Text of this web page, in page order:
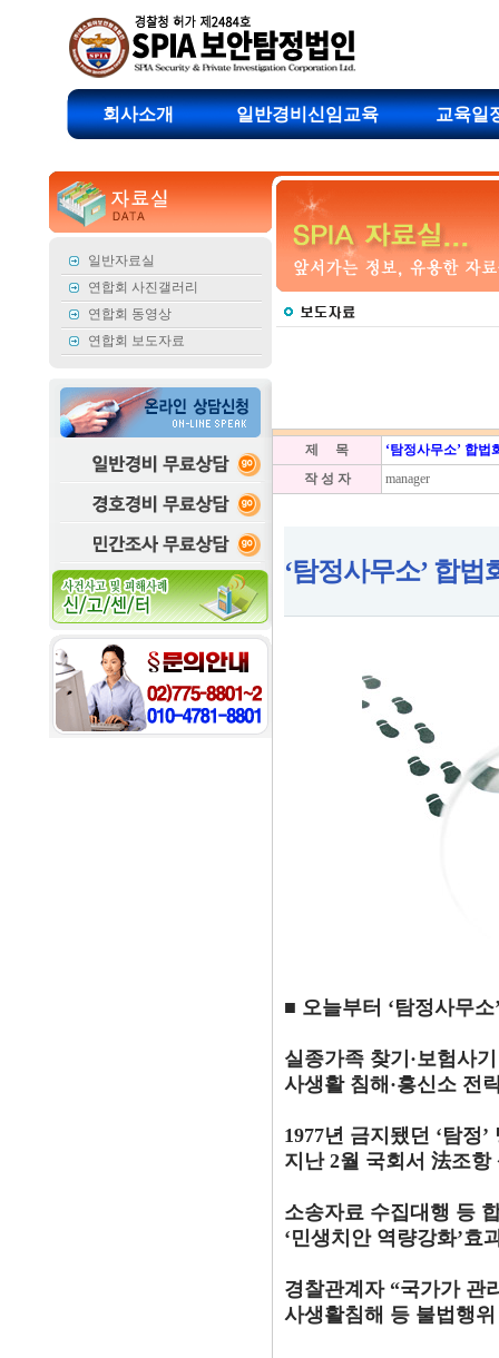
회사소개 일반경비신임교육 교육일
일반자료실
연합회 사진갤러리
연합회 동영상
연합회 보도자료
제 목
‘탐정사무소’ 합
작 성 자
manager
‘탐정사무소’ 합
■ 오늘부터 ‘탐정사무소
실종가족 찾기·보험사
사생활 침해·흥신소 전
1977년 금지됐던 ‘탐정’
지난 2월 국회서 法조항
소송자료 수집대행 등
‘민생치안 역량강화’효
경찰관계자 “국가가 관
사생활침해 등 불법행